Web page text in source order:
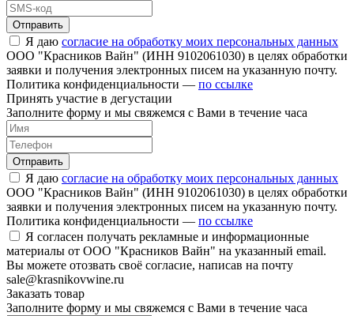
Отправить
Я даю согласие на обработку моих персональных данных
ООО "Красников Вайн" (ИНН 9102061030) в целях обработки
заявки и получения электронных писем на указанную почту.
Политика конфиденциальности — по ссылке
Принять участие в дегустации
Заполните форму и мы свяжемся с Вами в течение часа
Отправить
Я даю согласие на обработку моих персональных данных
ООО "Красников Вайн" (ИНН 9102061030) в целях обработки
заявки и получения электронных писем на указанную почту.
Политика конфиденциальности — по ссылке
Я согласен получать рекламные и информационные
материалы от ООО "Красников Вайн" на указанный email.
Вы можете отозвать своё согласие, написав на почту
sale@krasnikovwine.ru
Заказать товар
Заполните форму и мы свяжемся с Вами в течение часа